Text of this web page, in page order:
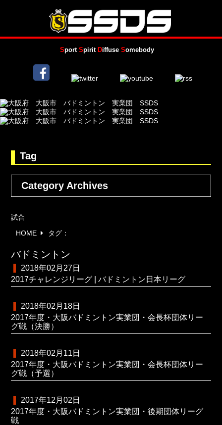
Sport Spirit Diffuse Somebody
Tag
Category Archives
試合
HOME
タグ：
バドミントン
2018年02月27日
2017チャレンジリーグ | バドミントン日本リーグ
2018年02月18日
2017年度・大阪バドミントン実業団・会長杯団体リー
グ戦（決勝）
2018年02月11日
2017年度・大阪バドミントン実業団・会長杯団体リー
グ戦（予選）
2017年12月02日
2017年度・大阪バドミントン実業団・後期団体リーグ
戦